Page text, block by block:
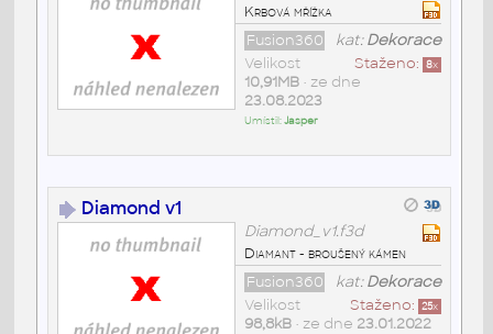
Krbová mřížka
kat:Dekorace
Fusion360
Staženo: 8x
Velikost
10,91MB• ze dne
23.08.2023
Umístil:Jasper
Diamond v1
Diamond_v1.f3d
Diamant - broušený kámen
kat:Dekorace
Fusion360
Staženo: 25x
Velikost
98,8kB• ze dne 23.01.2022